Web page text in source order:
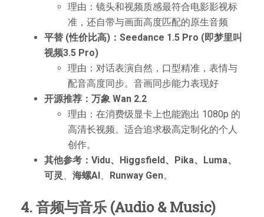
理由：镜头和视频质感最符合电影影视标
准，还自带与画面高度匹配的原生音频
平替 (性价比高)：Seedance 1.5 Pro (即梦里叫
视频3.5 Pro)
理由：对话表演自然，口型精准，表情与
配音高度同步。音画同步能力表现好
开源推荐：万象 Wan 2.2
理由：在消费级显卡上也能跑出 1080p 的
高清长视频。适合追求极高定制化的个人
创作。
其他参考：Vidu、Higgsfield、Pika、Luma、
可灵
海螺AI Runway Gen。
4. 音频与音乐 (Audio & Music)